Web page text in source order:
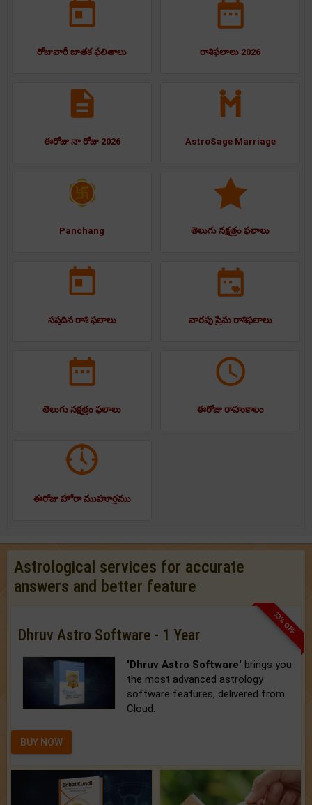
రోజువారీ జాతక ఫలితాలు రాశిఫలాలు 2026
ఈరోజు నా రోజు 2026 AstroSage Marriage
Panchang తెలుగు నక్షత్రం ఫలాలు
సప్తదిన రాశి ఫలాలు వారపు ప్రేమ రాశిఫలాలు
తెలుగు నక్షత్రం ఫలాలు ఈరోజు రాహుకాలం
ఈరోజు హోరా ముహూర్తము
Astrological services for accurate
answers and better feature
33% OFF
Dhruv Astro Software - 1 Year
'Dhruv Astro Software' brings you
the most advanced astrology
software features, delivered from
Cloud.
BUY NOW